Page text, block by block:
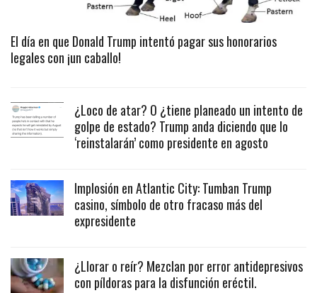
El día en que Donald Trump intentó pagar sus honorarios
legales con ¡un caballo!
¿Loco de atar? O ¿tiene planeado un intento de
golpe de estado? Trump anda diciendo que lo
‘reinstalarán’ como presidente en agosto
Implosión en Atlantic City: Tumban Trump
casino, símbolo de otro fracaso más del
expresidente
¿Llorar o reír? Mezclan por error antidepresivos
con píldoras para la disfunción eréctil.